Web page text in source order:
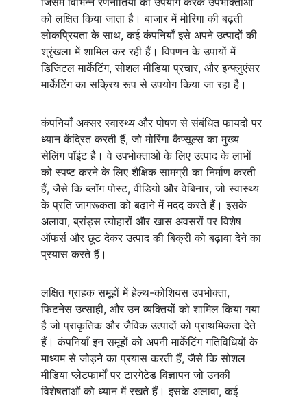
को लक्षित किया जाता है। बाजार में मोरिंगा की बढ़ती
लोकप्रियता के साथ, कई कंपनियाँ इसे अपने उत्पादों की
श्रृंखला में शामिल कर रही हैं। विपणन के उपायों में
डिजिटल मार्केटिंग, सोशल मीडिया प्रचार, और इन्फ्लुएंसर
मार्केटिंग का सक्रिय रूप से उपयोग किया जा रहा है।
कंपनियाँ अक्सर स्वास्थ्य और पोषण से संबंधित फायदों पर
ध्यान केंद्रित करती हैं, जो मोरिंगा कैप्सूल्स का मुख्य
सेलिंग पॉइंट है। वे उपभोक्ताओं के लिए उत्पाद के लाभों
को स्पष्ट करने के लिए शैक्षिक सामग्री का निर्माण करती
हैं, जैसे कि ब्लॉग पोस्ट, वीडियो और वेबिनार, जो स्वास्थ्य
के प्रति जागरूकता को बढ़ाने में मदद करते हैं। इसके
अलावा, ब्रांड्स त्योहारों और खास अवसरों पर विशेष
ऑफर्स और छूट देकर उत्पाद की बिक्री को बढ़ावा देने का
प्रयास करते हैं।
लक्षित ग्राहक समूहों में हेल्थ-कोशियस उपभोक्ता,
फिटनेस उत्साही, और उन व्यक्तियों को शामिल किया गया
है जो प्राकृतिक और जैविक उत्पादों को प्राथमिकता देते
हैं। कंपनियाँ इन समूहों को अपनी मार्केटिंग गतिविधियों के
माध्यम से जोड़ने का प्रयास करती हैं, जैसे कि सोशल
मीडिया प्लेटफार्मों पर टारगेटेड विज्ञापन जो उनकी
विशेषताओं को ध्यान में रखते हैं। इसके अलावा, कई